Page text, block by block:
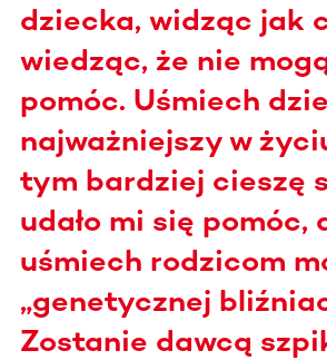
dziecka, widząc jak
wiedząc, że nie
pomóc. Uśmiech
najważniejszy w
tym bardziej cieszę
udało mi się pomóc,
uśmiech rodzicom
„genetycznej
Zostanie dawcą